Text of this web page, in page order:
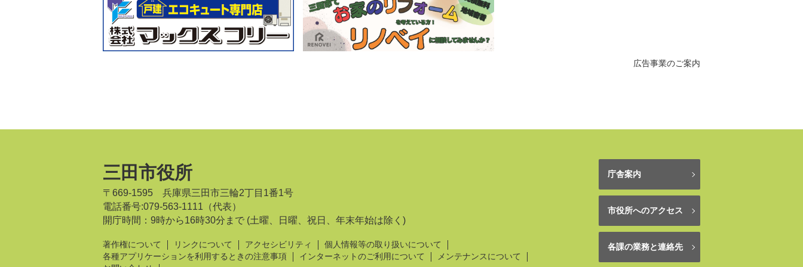
広告事業のご案内
三田市役所
〒669-1595 兵庫県三田市三輪2丁目1番1号
電話番号:079-563-1111（代表）
開庁時間：9時から16時30分まで (土曜、日曜、祝日、年末年始は除く)
著作権について リンクについて アクセシビリティ
個人情報等の取り扱いについて
各種アプリケーションを利用するときの注意事項
インターネットのご利用について
メンテナンスについて
庁舎案内
市役所へのアクセス
各課の業務と連絡先